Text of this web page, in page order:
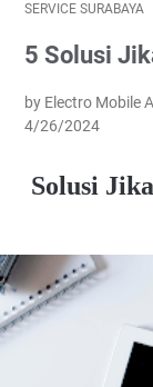
SERVICE SURABAYA
5 Solusi
by Electro Mobile
4/26/2024
Solusi